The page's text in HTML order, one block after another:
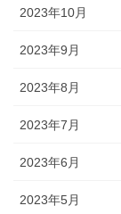
2023年10月
2023年9月
2023年8月
2023年7月
2023年6月
2023年5月